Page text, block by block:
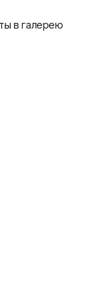
в галерею